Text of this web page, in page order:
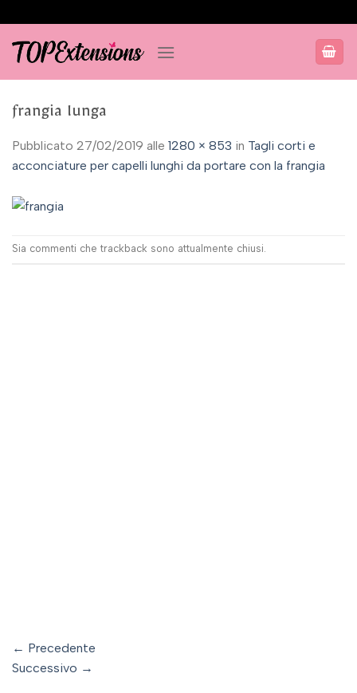
ai
contenuti
frangia lunga
Pubblicato 27/02/2019 alle 1280 × 853 in Tagli corti e
acconciature per capelli lunghi da portare con la frangia
Sia commenti che trackback sono attualmente chiusi.
← Precedente
Successivo →